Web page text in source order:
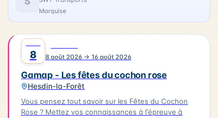
Marquise
8 8 août 2026 → 16 août 2026
Gamap - Les fêtes du cochon rose
Hesdin-la-Forêt
Vous pensez tout savoir sur les Fêtes du Cochon
Rose ? Mettez vos connaissances à l'épreuve à